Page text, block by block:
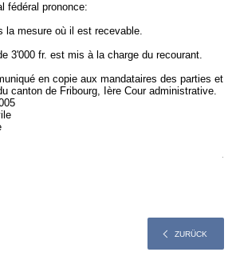
fédéral prononce:
la mesure où il est recevable.
3'000 fr. est mis à la charge du recourant.
en copie aux mandataires des parties et
canton de Fribourg, Ière Cour administrative.
ZURÜCK